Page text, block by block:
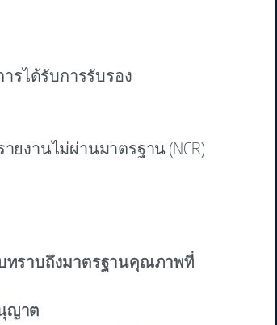
รได้รับการรับรอง
ยงานไม่ผ่านมาตรฐาน (NCR)
ทราบถึงมาตรฐานคุณภาพที่
ญาต